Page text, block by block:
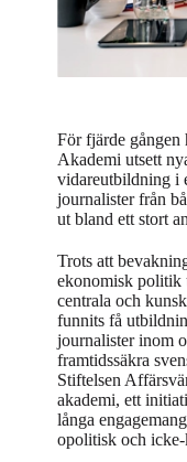
För fjärde gången
Akademi utsett
vidareutbildning i
journalister från
ut bland ett stort
Trots att
ekonomisk politik
centrala och
funnits få
journalister inom
framtidssäkra
Stiftelsen
akademi, ett
långa
opolitisk och